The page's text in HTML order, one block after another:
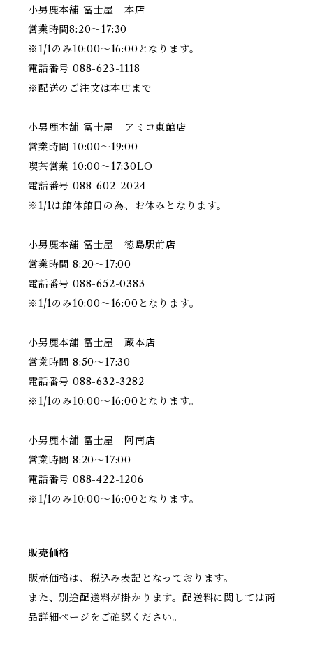
小男鹿本舗 冨士屋 本店
営業時間8:20〜17:30
※1/1のみ10:00〜16:00となります。
電話番号 088-623-1118
※配送のご注文は本店まで
小男鹿本舗 冨士屋 アミコ東館店
営業時間 10:00〜19:00
喫茶営業 10:00〜17:30LO
電話番号 088-602-2024
※1/1は館休館日の為、お休みとなります。
小男鹿本舗 冨士屋 徳島駅前店
営業時間 8:20〜17:00
電話番号 088-652-0383
※1/1のみ10:00〜16:00となります。
小男鹿本舗 冨士屋 蔵本店
営業時間 8:50〜17:30
電話番号 088-632-3282
※1/1のみ10:00〜16:00となります。
小男鹿本舗 冨士屋 阿南店
営業時間 8:20〜17:00
電話番号 088-422-1206
※1/1のみ10:00〜16:00となります。
販売価格
販売価格は、税込み表記となっております。
また、別途配送料が掛かります。配送料に関しては商
品詳細ページをご確認ください。